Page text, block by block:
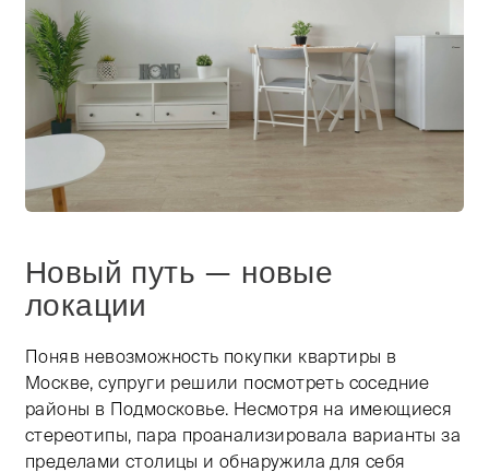
Новый путь — новые
локации
Поняв невозможность покупки квартиры в
Москве, супруги решили посмотреть соседние
районы в Подмосковье. Несмотря на имеющиеся
стереотипы, пара проанализировала варианты за
пределами столицы и обнаружила для себя